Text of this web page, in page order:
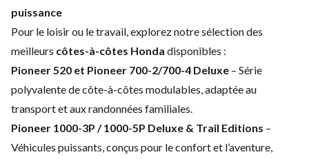
puissance
Pour le loisir ou le travail, explorez notre sélection des
meilleurs côtes-à-côtes Honda disponibles :
Pioneer 520 et Pioneer 700-2/700-4 Deluxe – Série
polyvalente de côte-à-côtes modulables, adaptée au
transport et aux randonnées familiales.
Pioneer 1000-3P / 1000-5P Deluxe & Trail Editions –
Véhicules puissants, conçus pour le confort et l’aventure,